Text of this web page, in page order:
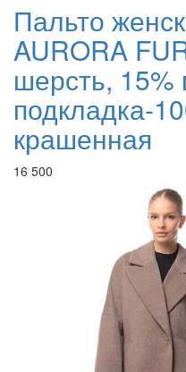
Пальто
AURORA
шерсть, 15%
подкладка-
крашенная
16 500